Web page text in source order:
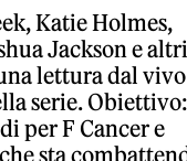
Katie Holmes,
Jackson e altri
lettura dal vivo
serie. Obiettivo:
per F Cancer e
sta